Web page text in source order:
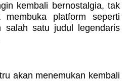
kembali bernostalgia, tak
platform seperti
salah satu judul legendaris
akan menemukan kembali